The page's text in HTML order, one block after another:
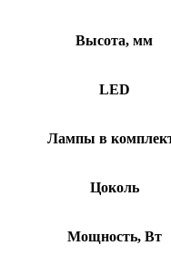
Высота, мм
LED
Лампы в
Цоколь
Мощность, Вт